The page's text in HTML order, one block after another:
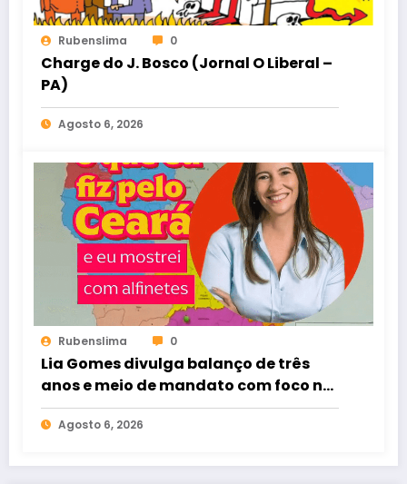
Rubenslima 0
Charge do J. Bosco (Jornal O Liberal –
PA)
Agosto 6, 2026
Rubenslima 0
Lia Gomes divulga balanço de três
anos e meio de mandato com foco na
defesa das mulheres cearenses
Agosto 6, 2026